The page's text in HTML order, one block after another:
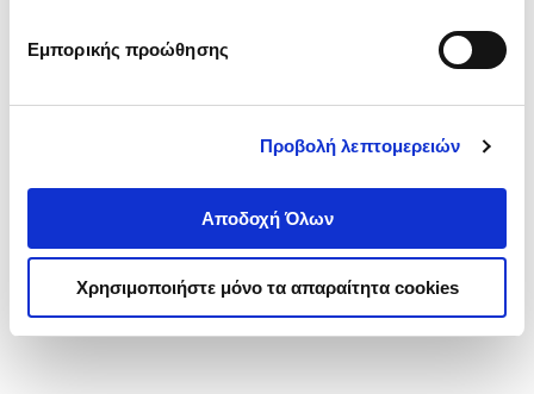
Εμπορικής προώθησης
Προβολή λεπτομερειών
Αποδοχή Όλων
Χρησιμοποιήστε μόνο τα απαραίτητα cookies